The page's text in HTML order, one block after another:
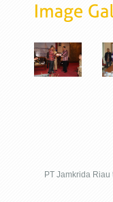
PT Jamkrida